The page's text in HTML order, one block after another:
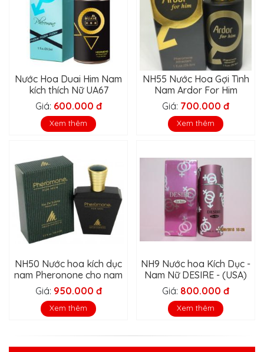
Nước Hoa Duai Him Nam
kích thích Nữ UA67
Giá: 600.000 đ
Xem thêm
NH55 Nước Hoa Gợi Tình
Nam Ardor For Him
Giá: 700.000 đ
Xem thêm
NH50 Nước hoa kích dục
nam Pheronone cho nam
Giá: 950.000 đ
Xem thêm
NH9 Nước hoa Kích Dục -
Nam Nữ DESIRE - (USA)
Giá: 800.000 đ
Xem thêm